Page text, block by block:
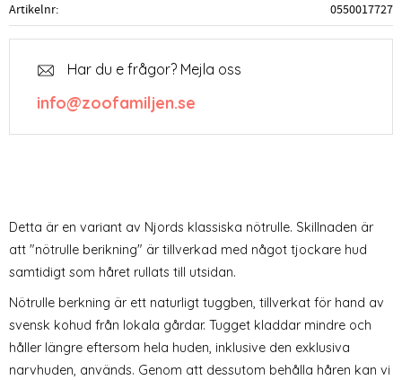
Artikelnr 0550017727
Har du e frågor? Mejla oss
info@zoofamiljen.se
Detta är en variant av Njords klassiska nötrulle. Skillnaden är
att "nötrulle berikning" är tillverkad med något tjockare hud
samtidigt som håret rullats till utsidan.
Nötrulle berkning är ett naturligt tuggben, tillverkat för hand av
svensk kohud från lokala gårdar. Tugget kladdar mindre och
håller längre eftersom hela huden, inklusive den exklusiva
narvhuden, används. Genom att dessutom behålla håren kan vi